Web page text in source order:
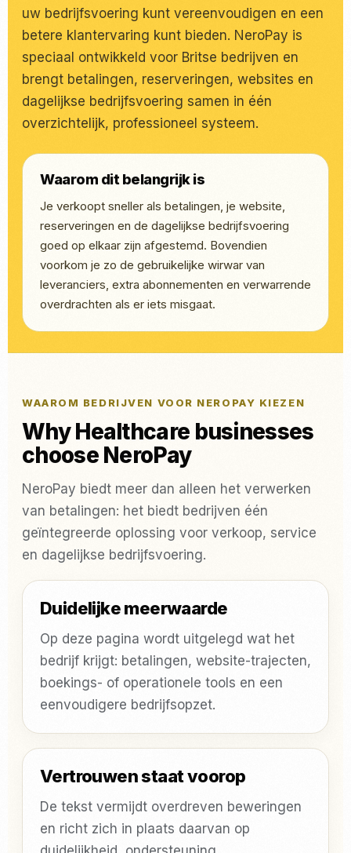
uw bedrijfsvoering kunt vereenvoudigen en een
betere klantervaring kunt bieden. NeroPay is
speciaal ontwikkeld voor Britse bedrijven en
brengt betalingen, reserveringen, websites en
dagelijkse bedrijfsvoering samen in één
overzichtelijk, professioneel systeem.
Waarom dit belangrijk is
Je verkoopt sneller als betalingen, je website,
reserveringen en de dagelijkse bedrijfsvoering
goed op elkaar zijn afgestemd. Bovendien
voorkom je zo de gebruikelijke wirwar van
leveranciers, extra abonnementen en verwarrende
overdrachten als er iets misgaat.
WAAROM BEDRIJVEN VOOR NEROPAY KIEZEN
Why Healthcare businesses
choose NeroPay
NeroPay biedt meer dan alleen het verwerken
van betalingen: het biedt bedrijven één
geïntegreerde oplossing voor verkoop, service
en dagelijkse bedrijfsvoering.
Duidelijke meerwaarde
Op deze pagina wordt uitgelegd wat het
bedrijf krijgt: betalingen, website-trajecten,
boekings- of operationele tools en een
eenvoudigere bedrijfsopzet.
Vertrouwen staat voorop
De tekst vermijdt overdreven beweringen
en richt zich in plaats daarvan op